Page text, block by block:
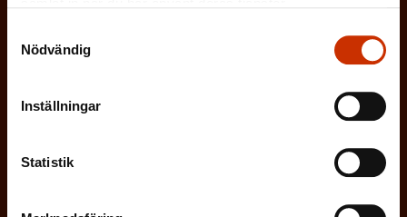
Nödvändig
Inställningar
Statistik
i
Efternamn